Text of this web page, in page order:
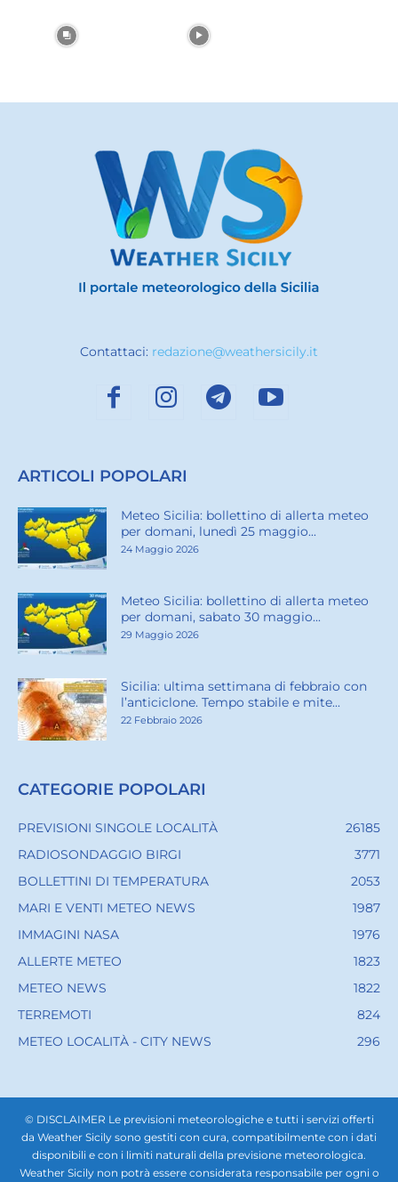
Contattaci: redazione@weathersicily.it
ARTICOLI POPOLARI
Meteo Sicilia: bollettino di allerta meteo
per domani, lunedì 25 maggio...
24 Maggio 2026
Meteo Sicilia: bollettino di allerta meteo
per domani, sabato 30 maggio...
29 Maggio 2026
Sicilia: ultima settimana di febbraio con
l’anticiclone. Tempo stabile e mite...
22 Febbraio 2026
CATEGORIE POPOLARI
PREVISIONI SINGOLE LOCALITÀ
26185
RADIOSONDAGGIO BIRGI
3771
BOLLETTINI DI TEMPERATURA
2053
MARI E VENTI METEO NEWS
1987
IMMAGINI NASA
1976
ALLERTE METEO
1823
METEO NEWS
1822
TERREMOTI
824
METEO LOCALITÀ - CITY NEWS
296
© DISCLAIMER Le previsioni meteorologiche e tutti i servizi offerti
da Weather Sicily sono gestiti con cura, compatibilmente con i dati
disponibili e con i limiti naturali della previsione meteorologica.
Weather Sicily non potrà essere considerata responsabile per ogni o